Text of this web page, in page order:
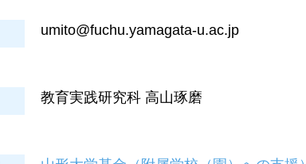
umito@fuchu.yamagata-u.ac.jp
教育実践研究科 高山琢磨